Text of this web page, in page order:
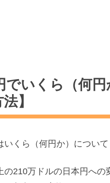
いくら（何円
】
くら（何円か）について
210万ドルの日本円への